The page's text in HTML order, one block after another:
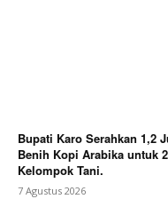
Bupati Karo Serahkan 1,2
Benih Kopi Arabika untuk
Kelompok Tani.
7 Agustus 2026